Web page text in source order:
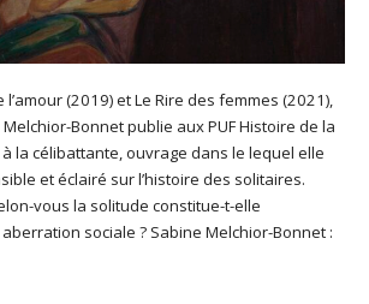
l’amour (2019) et Le Rire des femmes (2021),
Bonnet publie aux PUF Histoire de la
à la célibattante, ouvrage dans le lequel elle
et éclairé sur l’histoire des solitaires.
vous la solitude constitue-t-elle
sociale ? Sabine Melchior-Bonnet :